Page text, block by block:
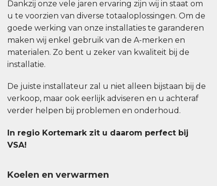
Dankzij onze vele jaren ervaring zijn wij in staat om
u te voorzien van diverse totaaloplossingen. Om de
goede werking van onze installaties te garanderen
maken wij enkel gebruik van de A-merken en
materialen. Zo bent u zeker van kwaliteit bij de
installatie.
De juiste installateur zal u niet alleen bijstaan bij de
verkoop, maar ook eerlijk adviseren en u achteraf
verder helpen bij problemen en onderhoud.
In regio Kortemark zit u daarom perfect bij
VSA!
Koelen en verwarmen